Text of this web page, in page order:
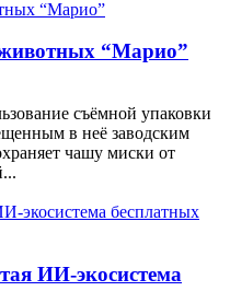
“Марио”
съёмной упаковки
в неё заводским
чашу миски от
ИИ-экосистема